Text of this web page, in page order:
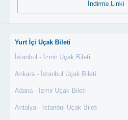
Yurt İçi Uçak Bileti
İstanbul - İzmir Uçak Bileti
Ankara - İstanbul Uçak Bileti
Adana - İzmir Uçak Bileti
Antalya - İstanbul Uçak Bileti